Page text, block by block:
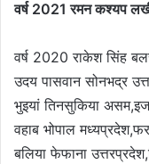
वर्ष 2021 रमन कश्यप
वर्ष 2020 राकेश सिंह
उदय पासवान सोनभद्र
भुइयां तिनसुकिया
वहाब भोपाल
बलिया फेफाना